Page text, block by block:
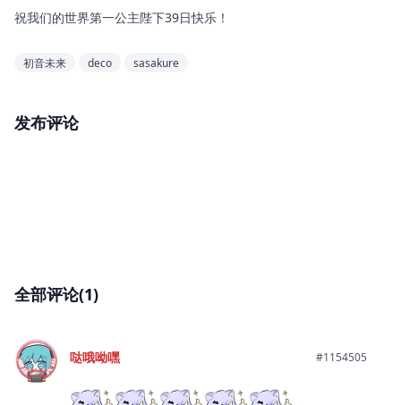
祝我们的世界第一公主陛下39日快乐！
初音未来 deco sasakure
发布评论
全部评论(1)
哒哦呦嘿 #1154505